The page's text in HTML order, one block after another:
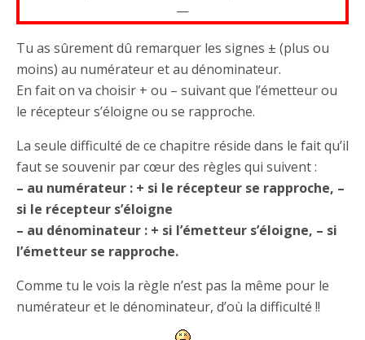
—
Tu as sûrement dû remarquer les signes ± (plus ou
moins) au numérateur et au dénominateur.
En fait on va choisir + ou – suivant que l’émetteur ou
le récepteur s’éloigne ou se rapproche.
La seule difficulté de ce chapitre réside dans le fait qu’il
faut se souvenir par cœur des règles qui suivent :
– au numérateur : + si le récepteur se rapproche, –
si le récepteur s’éloigne
– au dénominateur : + si l’émetteur s’éloigne, – si
l’émetteur se rapproche.
Comme tu le vois la règle n’est pas la même pour le
numérateur et le dénominateur, d’où la difficulté !!